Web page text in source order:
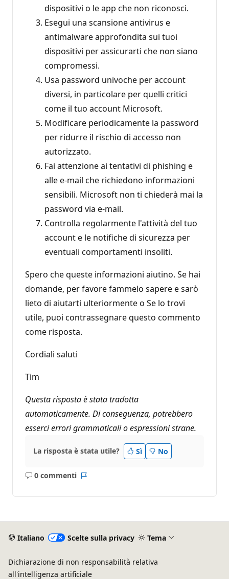
dispositivi o le app che non riconosci.
Esegui una scansione antivirus e
antimalware approfondita sui tuoi
dispositivi per assicurarti che non siano
compromessi.
Usa password univoche per account
diversi, in particolare per quelli critici
come il tuo account Microsoft.
Modificare periodicamente la password
per ridurre il rischio di accesso non
autorizzato.
Fai attenzione ai tentativi di phishing e
alle e-mail che richiedono informazioni
sensibili. Microsoft non ti chiederà mai la
password via e-mail.
Controlla regolarmente l'attività del tuo
account e le notifiche di sicurezza per
eventuali comportamenti insoliti.
Spero che queste informazioni aiutino. Se hai
domande, per favore fammelo sapere e sarò
lieto di aiutarti ulteriormente o Se lo trovi
utile, puoi contrassegnare questo commento
come risposta.
Cordiali saluti
Tim
Questa risposta è stata tradotta
automaticamente. Di conseguenza, potrebbero
esserci errori grammaticali o espressioni strane.
La risposta è stata utile? Sì No
0 commenti
Nessun
Italiano Scelte sulla privacy Tema
Dichiarazione di non responsabilità relativa
all'intelligenza artificiale